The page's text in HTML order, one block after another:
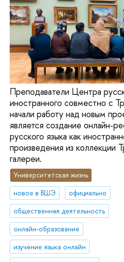
Преподаватели Центра
иностранного совместно с
начали работу над новым
является создание онлайн-
русского языка как
произведения из коллекции
галереи.
Университетская жизнь
новое в ВШЭ
официально
общественная деятельность
онлайн-образование
изучение языка онлайн